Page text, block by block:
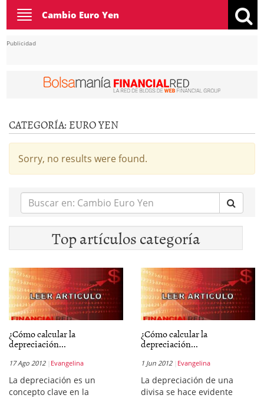
Toggle
navigation
Cambio Euro Yen
Publicidad
CATEGORÍA: EURO YEN
Sorry, no results were found.
Buscar
en:
Top artículos categoría
¿Cómo calcular la
depreciación...
17 Ago 2012 Evangelina
La depreciación es un
concepto clave en la
¿Cómo calcular la
depreciación...
1 Jun 2012 Evangelina
La depreciación de una
divisa se hace evidente